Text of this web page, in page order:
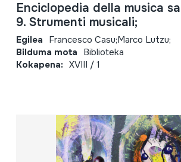
Enciclopedia della musica
9. Strumenti musicali;
Egilea Francesco Casu;Marco Lutzu;
Bilduma mota Biblioteka
Kokapena: XVIII / 1